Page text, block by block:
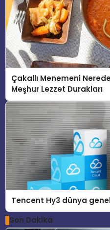
Çakallı Menemeni
Meşhur Lezzet Durakları
Tencent Hy3 dünya
Son Dakika